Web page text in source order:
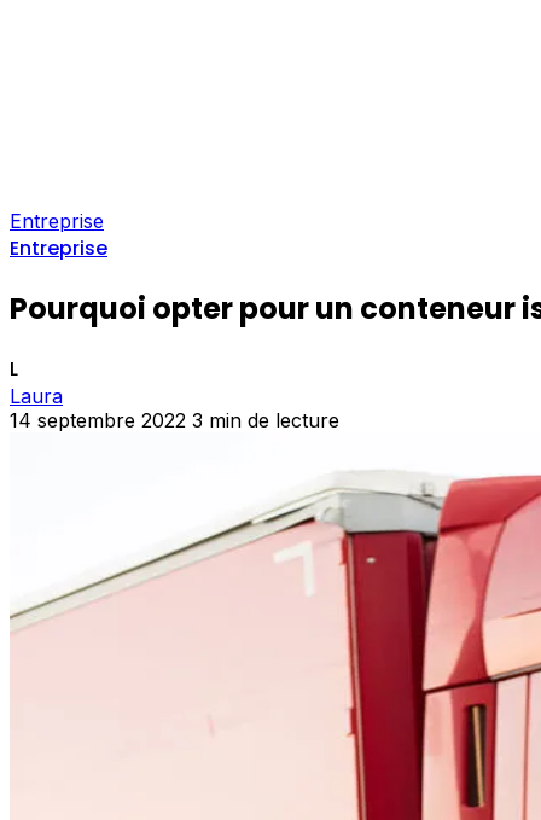
Entreprise
Entreprise
Pourquoi opter pour un conteneur
L
Laura
14 septembre 2022 3 min de lecture